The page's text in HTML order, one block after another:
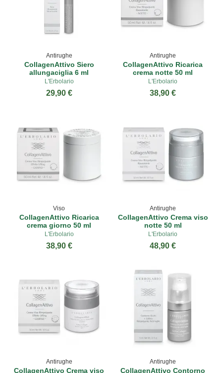
Antirughe
CollagenAttivo Siero
allungaciglia 6 ml
L'Erbolario
29,90 €
Antirughe
CollagenAttivo Ricarica
crema notte 50 ml
L'Erbolario
38,90 €
Viso
CollagenAttivo Ricarica
crema giorno 50 ml
L'Erbolario
38,90 €
Antirughe
CollagenAttivo Crema viso
notte 50 ml
L'Erbolario
48,90 €
Antirughe
CollagenAttivo Crema viso
Antirughe
CollagenAttivo Contorno